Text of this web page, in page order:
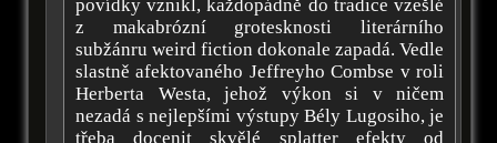
povídky vznikl, každopádně do tradice vzešlé
z makabrózní grotesknosti literárního
subžánru weird fiction dokonale zapadá. Vedle
slastně afektovaného Jeffreyho Combse v roli
Herberta Westa, jehož výkon si v ničem
nezadá s nejlepšími výstupy Bély Lugosiho, je
třeba docenit skvělé splatter efekty od